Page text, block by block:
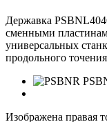
Державка
сменными
универсальных
продольного
Изображена правая